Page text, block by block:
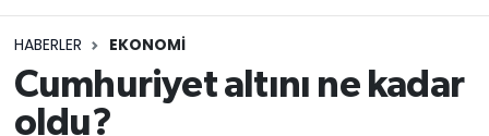
HABERLER EKONOMI
Cumhuriyet altını ne kadar
oldu?
Siyaset
Ekonomi
Video
Siyaset
Eğitim
Ekonomi
Muratpaşa Trafik Yoğunluk Haritası
Süper Lig Puan Durumu ve Fikstür
Tüm Manşetler